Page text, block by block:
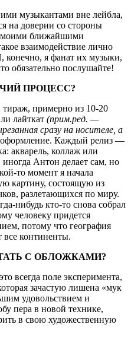
музыкантами вне лейбла,
на доверии со стороны
моими ближайшими
взаимодействие лично
конечно, я фанат их музыки,
обязательно послушайте!
ПРОЦЕСС?
примерно из 10-20
лайткат (прим.ред. —
сразу на носителе, а
оформление. Каждый релиз —
акварель, коллаж или
Антон делает сам, но
то момент я начала
картину, состоящую из
разлетающихся по миру.
нибудь кто-то снова собрал
человеку придется
потому что география
все континенты.
С ОБЛОЖКАМИ?
всегда поле эксперимента,
зачастую лишена «мук
удовольствием и
пера в новой технике,
в свою художественную